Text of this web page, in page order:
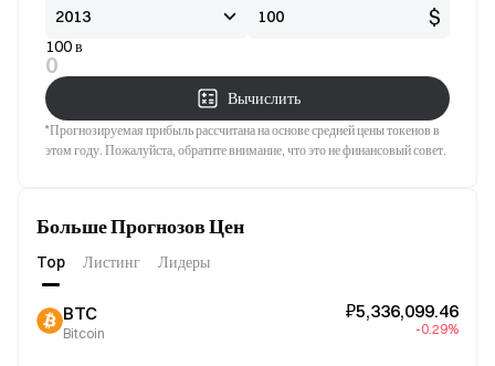
$
100 в
0
Вычислить
*Прогнозируемая прибыль рассчитана на основе средней цены токенов в
этом году. Пожалуйста, обратите внимание, что это не финансовый совет.
Больше Прогнозов Цен
Top Листинг Лидеры
BTC
Bitcoin
₽5,336,099.46
-0.29%